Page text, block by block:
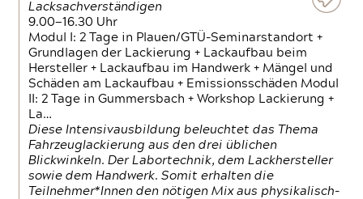
Lacksachverständigen
9.00—16.30 Uhr
Modul I: 2 Tage in Plauen/GTÜ-Seminarstandort +
Grundlagen der Lackierung + Lackaufbau beim
Hersteller + Lackaufbau im Handwerk + Mängel und
Schäden am Lackaufbau + Emissionsschäden Modul
II: 2 Tage in Gummersbach + Workshop Lackierung +
La…
Diese Intensivausbildung beleuchtet das Thema
Fahrzeuglackierung aus den drei üblichen
Blickwinkeln. Der Labortechnik, dem Lackhersteller
sowie dem Handwerk. Somit erhalten die
Teilnehmer*Innen den nötigen Mix aus physikalisch-